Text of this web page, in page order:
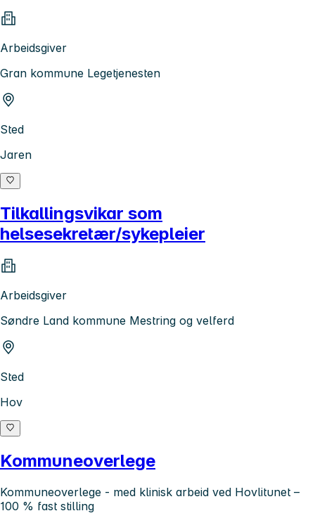
Arbeidsgiver
Gran kommune Legetjenesten
Sted
Jaren
Tilkallingsvikar som
helsesekretær/sykepleier
Arbeidsgiver
Søndre Land kommune Mestring og velferd
Sted
Hov
Kommuneoverlege
Kommuneoverlege - med klinisk arbeid ved Hovlitunet –
100 % fast stilling